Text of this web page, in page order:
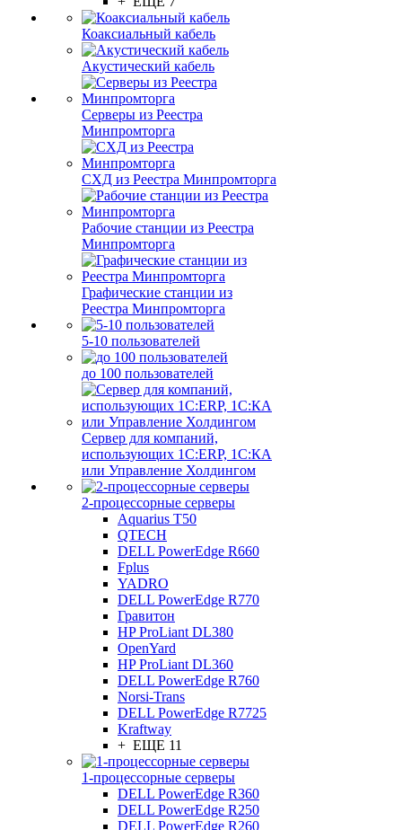
Коаксиальный кабель
Акустический кабель
Серверы из Реестра
Минпромторга
СХД из Реестра Минпромторга
Рабочие станции из Реестра
Минпромторга
Графические станции из
Реестра Минпромторга
5-10 пользователей
до 100 пользователей
Сервер для компаний,
использующих 1C:ERP, 1С:КА
или Управление Холдингом
2-процессорные серверы
Aquarius T50
QTECH
DELL PowerEdge R660
Fplus
YADRO
DELL PowerEdge R770
Гравитон
HP ProLiant DL380
OpenYard
HP ProLiant DL360
DELL PowerEdge R760
Norsi-Trans
DELL PowerEdge R7725
Kraftway
+ ЕЩЕ 11
1-процессорные серверы
DELL PowerEdge R360
DELL PowerEdge R250
DELL PowerEdge R260